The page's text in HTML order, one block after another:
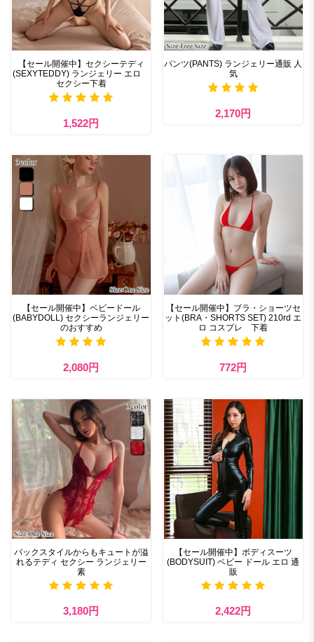
【セール開催中】セクシーテディ
(SEXYTEDDY) ランジェリー エロ
セクシー下着
1,522円
パンツ(PANTS) ランジェリー通販 人
気
2,170円
【セール開催中】ベビードール
(BABYDOLL) セクシーランジェリー
のおすすめ
2,080円
【セール開催中】ブラ・ショーツセ
ット(BRA・SHORTS SET) 210rd エ
ロ コスプレ 下着
772円
バックスタイルからもキュートが溢
れるテディ セクシー ランジェリー
素
3,180円
【セール開催中】ボディスーツ
(BODYSUIT) ベビー ドール エロ 通
販
2,422円